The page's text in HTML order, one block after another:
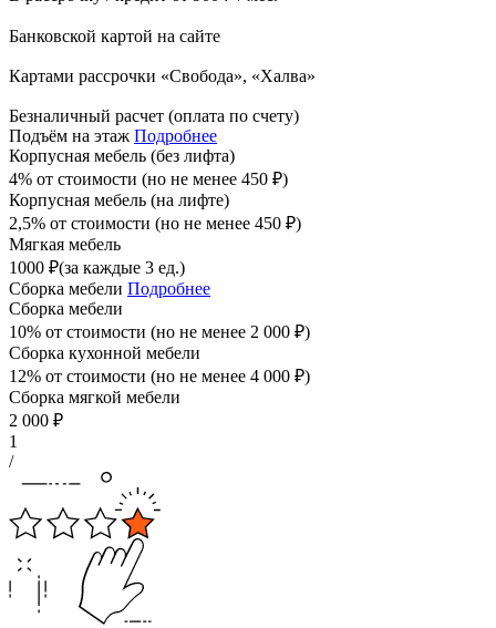
Банковской картой на сайте
Картами рассрочки «Свобода», «Халва»
Безналичный расчет (оплата по счету)
Подъём на этаж Подробнее
Корпусная мебель (без лифта)
4% от стоимости (но не менее 450 ₽)
Корпусная мебель (на лифте)
2,5% от стоимости (но не менее 450 ₽)
Мягкая мебель
1000 ₽(за каждые 3 ед.)
Сборка мебели Подробнее
Сборка мебели
10% от стоимости (но не менее 2 000 ₽)
Сборка кухонной мебели
12% от стоимости (но не менее 4 000 ₽)
Сборка мягкой мебели
2 000 ₽
1
/